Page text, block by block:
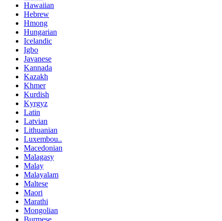
Hawaiian
Hebrew
Hmong
Hungarian
Icelandic
Igbo
Javanese
Kannada
Kazakh
Khmer
Kurdish
Kyrgyz
Latin
Latvian
Lithuanian
Luxembou..
Macedonian
Malagasy
Malay
Malayalam
Maltese
Maori
Marathi
Mongolian